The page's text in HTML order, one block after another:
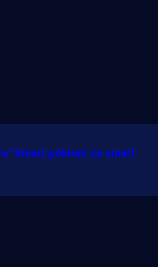
"Smart pokloni za smart